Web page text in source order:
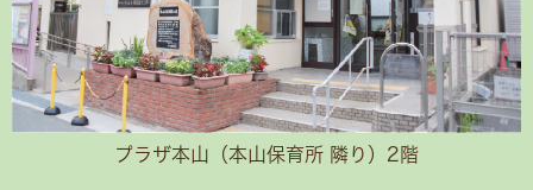
プラザ本山（本山保育所 隣り）2階